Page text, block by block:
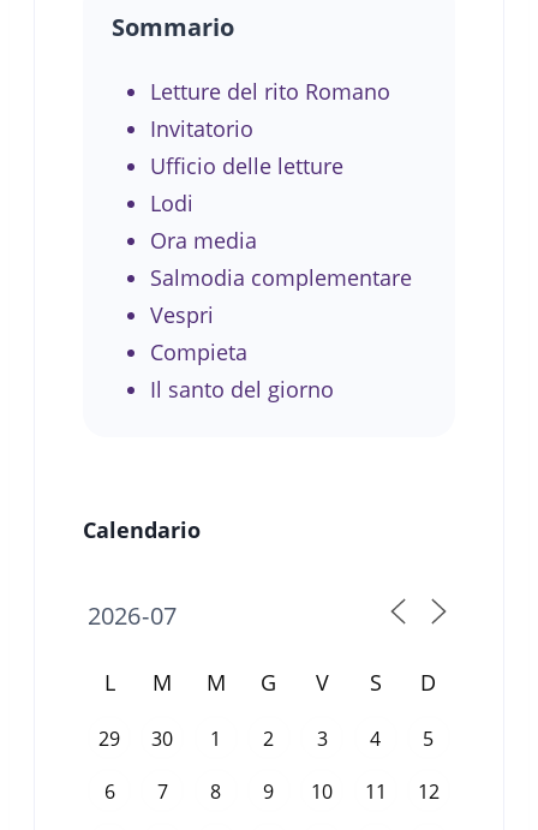
Sommario
Letture del rito Romano
Invitatorio
Ufficio delle letture
Lodi
Ora media
Salmodia complementare
Vespri
Compieta
Il santo del giorno
Calendario
L M M G V S D
29 30 1 2 3 4 5
6 7 8 9 10 11 12